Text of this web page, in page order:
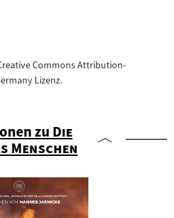
Commons Attribution-
Lizenz.
zu "
Die
Menschen